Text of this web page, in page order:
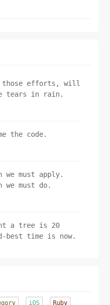
those efforts, will
tears in rain.
the code.
we must apply.
must do.
a tree is 20
best time is now.
iOS Ruby